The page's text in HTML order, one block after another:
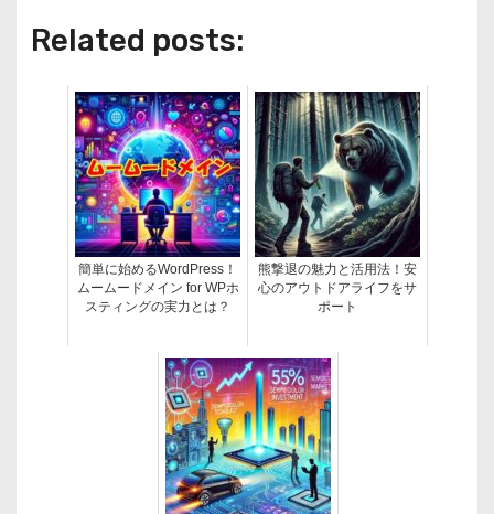
Related posts:
簡単に始めるWordPress！
ムームードメイン for WPホ
スティングの実力とは？
熊撃退の魅力と活用法！安
心のアウトドアライフをサ
ポート